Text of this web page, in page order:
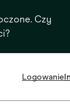
Czy
Logowanie